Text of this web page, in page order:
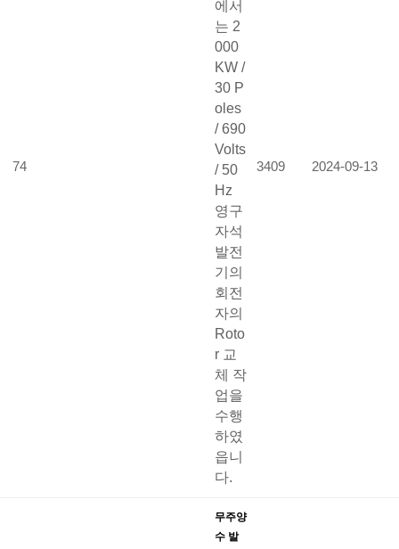
74
에서
는 2
000
KW /
30 P
oles
/ 690
Volts
/ 50
Hz
영구
자석
발전
기의
회전
자의
Roto
r 교
체 작
업을
수행
하였
읍니
다.
3409 2024-09-13
무주양
수 발